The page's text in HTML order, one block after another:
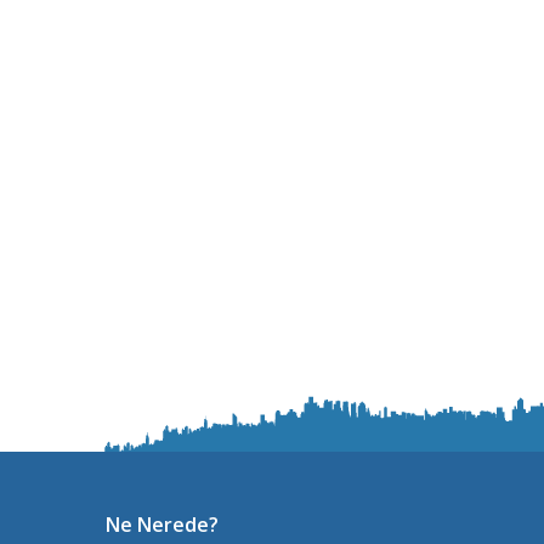
Ne Nerede?